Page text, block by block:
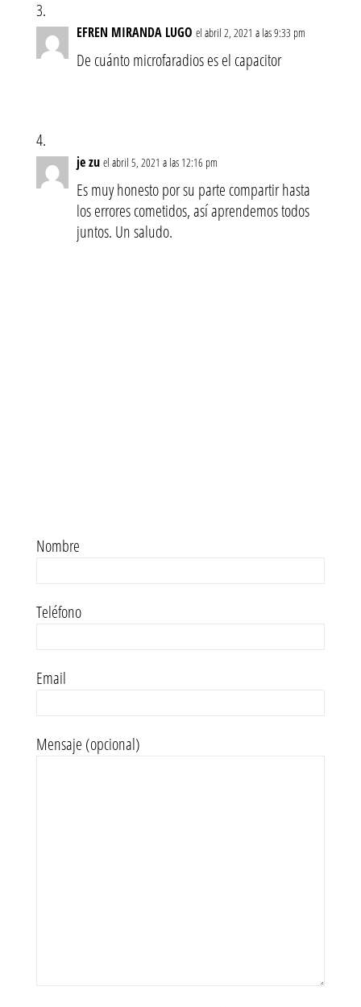
EFREN MIRANDA LUGO el abril 2, 2021 a las 9:33 pm
De cuánto microfaradios es el capacitor
je zu el abril 5, 2021 a las 12:16 pm
Es muy honesto por su parte compartir hasta
los errores cometidos, así aprendemos todos
juntos. Un saludo.
Nombre
Teléfono
Email
Mensaje (opcional)